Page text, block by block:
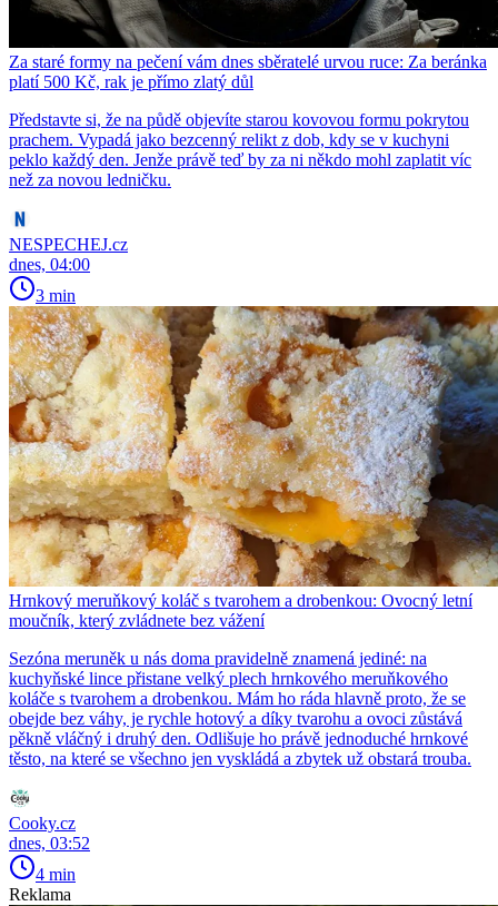
Za staré formy na pečení vám dnes sběratelé urvou ruce: Za beránka
platí 500 Kč, rak je přímo zlatý důl
Představte si, že na půdě objevíte starou kovovou formu pokrytou
prachem. Vypadá jako bezcenný relikt z dob, kdy se v kuchyni
peklo každý den. Jenže právě teď by za ni někdo mohl zaplatit víc
než za novou ledničku.
NESPECHEJ.cz
dnes, 04:00
3 min
Hrnkový meruňkový koláč s tvarohem a drobenkou: Ovocný letní
moučník, který zvládnete bez vážení
Sezóna meruněk u nás doma pravidelně znamená jediné: na
kuchyňské lince přistane velký plech hrnkového meruňkového
koláče s tvarohem a drobenkou. Mám ho ráda hlavně proto, že se
obejde bez váhy, je rychle hotový a díky tvarohu a ovoci zůstává
pěkně vláčný i druhý den. Odlišuje ho právě jednoduché hrnkové
těsto, na které se všechno jen vyskládá a zbytek už obstará trouba.
Cooky.cz
dnes, 03:52
4 min
Reklama